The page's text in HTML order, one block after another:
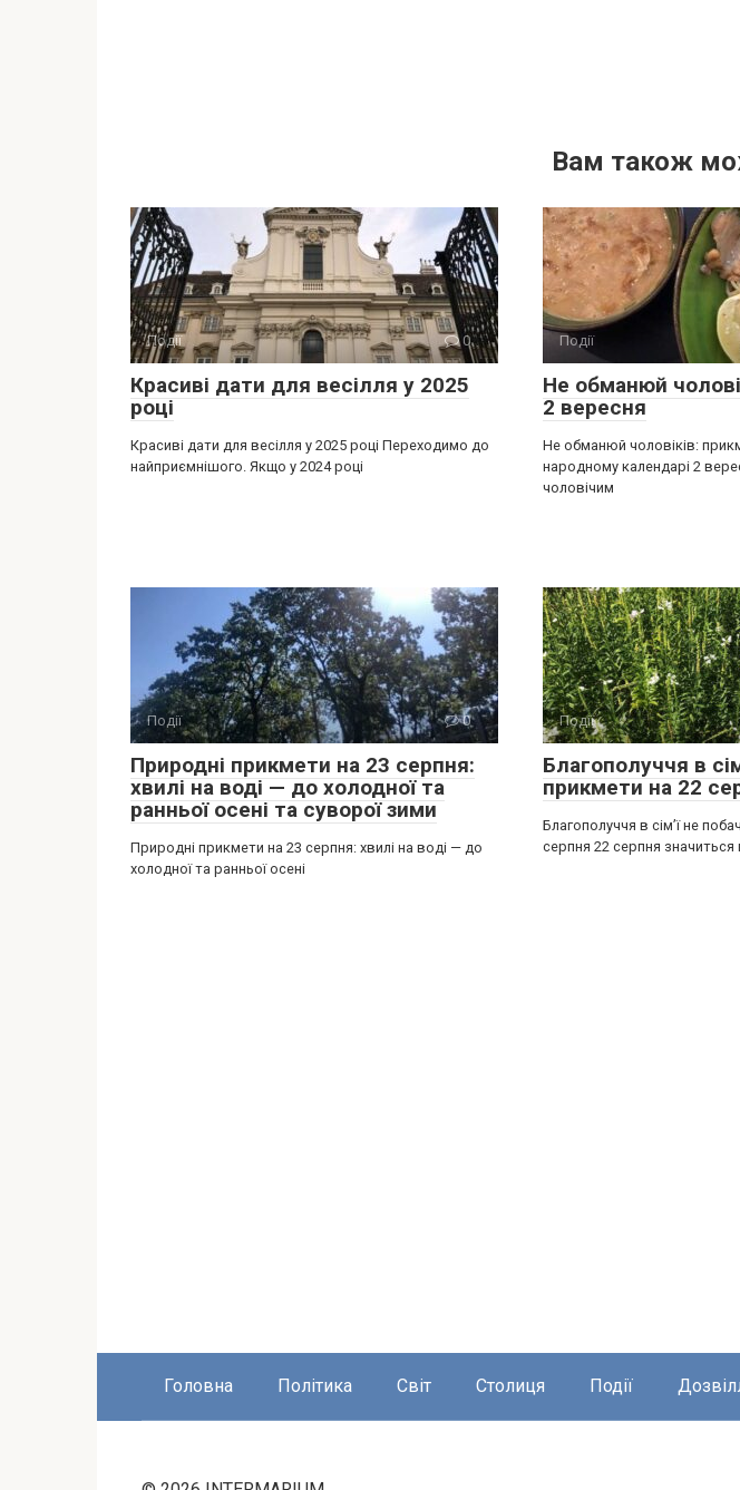
Вам також
Події 0
Красиві дати для весілля у 2025
році
Красиві дати для весілля у 2025 році Переходимо до
найприємнішого. Якщо у 2024 році
Події
Не обманюй
2 вересня
Не обманюй чоловіків:
народному календарі 2
чоловічим
Події 0
Природні прикмети на 23 серпня:
хвилі на воді — до холодної та
ранньої осені та суворої зими
Природні прикмети на 23 серпня: хвилі на воді — до
холодної та ранньої осені
Події
Благополуччя в
прикмети на 22
Благополуччя в сім’ї не
серпня 22 серпня
Головна Політика Світ Столиця Події